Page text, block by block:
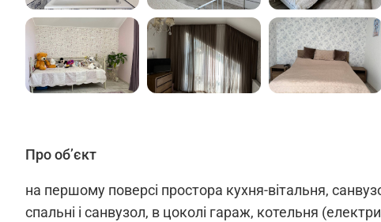
Про об’єкт
на першому поверсі простора кухня-вітальня,
спальні і санвузол, в цоколі гараж, котельня